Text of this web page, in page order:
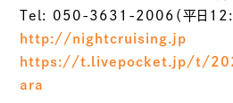
Tel: 050-3631-2006（平日
http://nightcruising.jp
https://t.livepocket.jp/t/
ara